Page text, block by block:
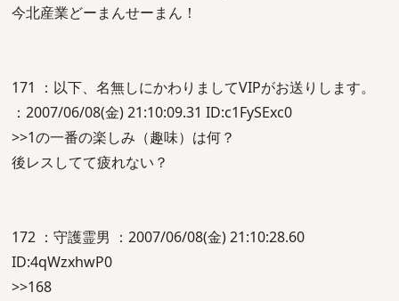
今北産業どーまんせーまん！
171 ：以下、名無しにかわりましてVIPがお送りします。
：2007/06/08(金) 21:10:09.31 ID:c1FySExc0
>>1の一番の楽しみ（趣味）は何？
後レスしてて疲れない？
172 ：守護霊男 ：2007/06/08(金) 21:10:28.60
ID:4qWzxhwP0
>>168